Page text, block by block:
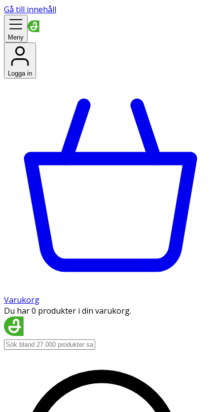
Gå till innehåll
Meny
Logga in
Varukorg
Du har 0 produkter i din varukorg.